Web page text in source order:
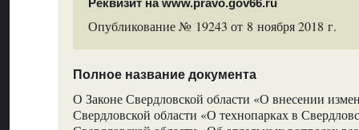
Опубликование № 19243 от 8 ноября 2018 г.
Полное название документа
О Законе Свердловской области «О внесении
Свердловской области «О технопарках в